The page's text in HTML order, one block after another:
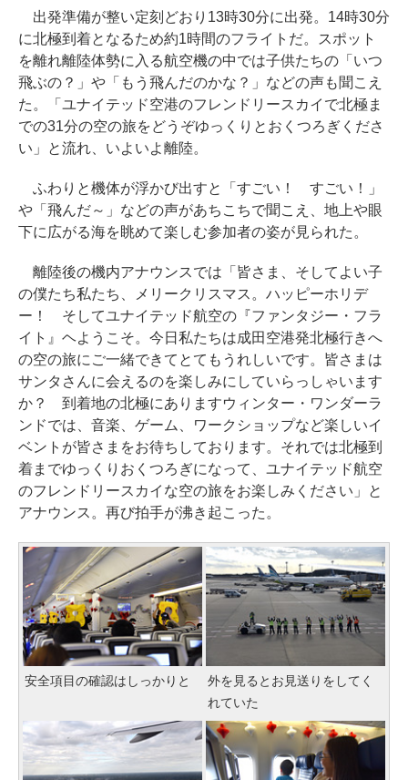
出発準備が整い定刻どおり13時30分に出発。14時30分
に北極到着となるため約1時間のフライトだ。スポット
を離れ離陸体勢に入る航空機の中では子供たちの「いつ
飛ぶの？」や「もう飛んだのかな？」などの声も聞こえ
た。「ユナイテッド空港のフレンドリースカイで北極ま
での31分の空の旅をどうぞゆっくりとおくつろぎくださ
い」と流れ、いよいよ離陸。
ふわりと機体が浮かび出すと「すごい！ すごい！」
や「飛んだ～」などの声があちこちで聞こえ、地上や眼
下に広がる海を眺めて楽しむ参加者の姿が見られた。
離陸後の機内アナウンスでは「皆さま、そしてよい子
の僕たち私たち、メリークリスマス。ハッピーホリデ
ー！ そしてユナイテッド航空の『ファンタジー・フラ
イト』ヘようこそ。今日私たちは成田空港発北極行きへ
の空の旅にご一緒できてとてもうれしいです。皆さまは
サンタさんに会えるのを楽しみにしていらっしゃいます
か？ 到着地の北極にありますウィンター・ワンダーラ
ンドでは、音楽、ゲーム、ワークショップなど楽しいイ
ベントが皆さまをお待ちしております。それでは北極到
着までゆっくりおくつろぎになって、ユナイテッド航空
のフレンドリースカイな空の旅をお楽しみください」と
アナウンス。再び拍手が沸き起こった。
安全項目の確認はしっかりと
外を見るとお見送りをしてく
れていた